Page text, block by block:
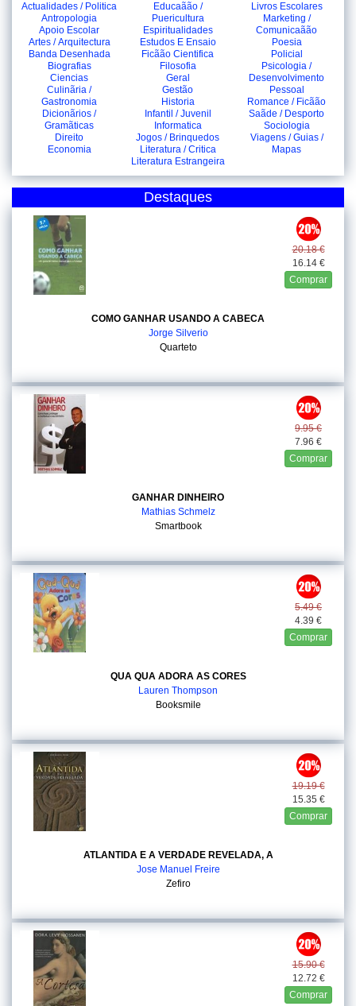
Actualidades / Politica
Antropologia
Apoio Escolar
Artes / Arquitectura
Banda Desenhada
Biografias
Ciencias
Culinãria /
Gastronomia
Dicionãrios /
Gramãticas
Direito
Economia
Educaãão /
Puericultura
Espiritualidades
Estudos E Ensaio
Ficãão Cientifica
Filosofia
Geral
Gestão
Historia
Infantil / Juvenil
Informatica
Jogos / Brinquedos
Literatura / Critica
Literatura Estrangeira
Livros Escolares
Marketing /
Comunicaãão
Poesia
Policial
Psicologia /
Desenvolvimento
Pessoal
Romance / Ficãão
Saãde / Desporto
Sociologia
Viagens / Guias /
Mapas
Destaques
20.18 €
16.14 €
Comprar
COMO GANHAR USANDO A CABECA
Jorge Silverio
Quarteto
9.95 €
7.96 €
Comprar
GANHAR DINHEIRO
Mathias Schmelz
Smartbook
5.49 €
4.39 €
Comprar
QUA QUA ADORA AS CORES
Lauren Thompson
Booksmile
19.19 €
15.35 €
Comprar
ATLANTIDA E A VERDADE REVELADA, A
Jose Manuel Freire
Zefiro
15.90 €
12.72 €
Comprar